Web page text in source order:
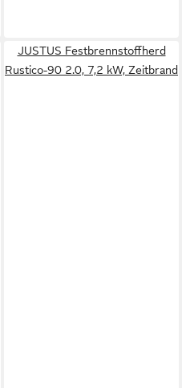
JUSTUS Festbrennstoffherd
Rustico-90 2.0, 7,2 kW, Zeitbrand